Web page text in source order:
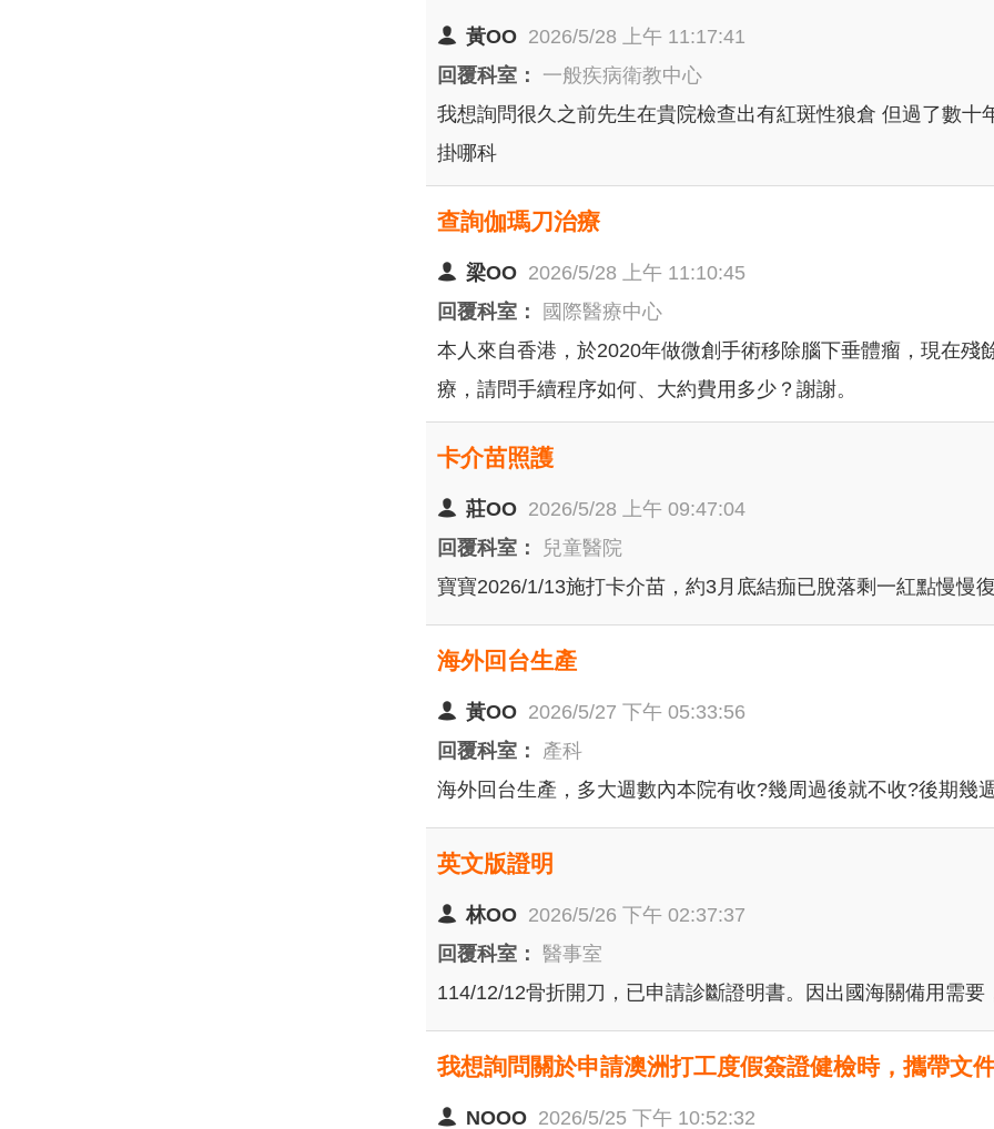
黃OO 2026/5/28 上午 11:17:41
回覆科室： 一般疾病衛教中心
我想詢問很久之前先生在貴院檢查出有紅斑性狼倉 但過了數
掛哪科
查詢伽瑪刀治療
梁OO 2026/5/28 上午 11:10:45
回覆科室：
國際醫療中心
本人來自香港，於2020年做微創手術移除腦下垂體瘤，現在
療，請問手續程序如何、大約費用多少？謝謝。
卡介苗照護
莊OO 2026/5/28 上午 09:47:04
回覆科室： 兒童醫院
寶寶2026/1/13施打卡介苗，約3月底結痂已脫落剩一紅點慢慢
海外回台生產
黃OO 2026/5/27 下午 05:33:56
回覆科室： 產科
海外回台生產，多大週數內本院有收?幾周過後就不收?後期幾
英文版證明
林OO 2026/5/26 下午 02:37:37
回覆科室： 醫事室
114/12/12骨折開刀，已申請診斷證明書。因出國海關備用需要
我想詢問關於申請澳洲打工度假簽證健檢時，攜帶文件
NOOO 2026/5/25 下午 10:52:32